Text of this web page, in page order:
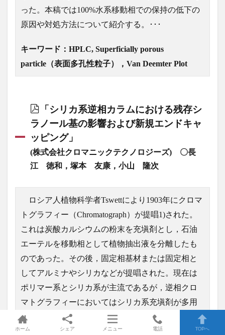
った。本稿では100%水系移動相での保持の低下の
原因や対処方法について紹介する。･･･
キーワード：HPLC, Superficially porous
particle（表面多孔性粒子），Van Deemter Plot
「シリカ系逆相カラムにおける残存シ
ラノール基の影響および新規エンドキャ
ッピング」
(株式会社クロマニックテクノロジーズ) 〇長
江 徳和，塚本 友康，小山 隆次
ロシア人植物科学者Tswettにより1903年にクロマ
トグラフィー（Chromatograph）が提唱1)された。
これは炭酸カルシウムの粉末を充塡剤とし，石油
エーテルを移動相として植物抽出液を分離したも
のであった。その後，固定相基材または固定相と
してアルミナやシリカなどが提唱された。現在は
ポリマー系とシリカ系が主流であるが，逆相クロ
マトグラフィーにおいてはシリカ系充塡剤が多用
されている。また液体クロマトグラフィー。･･･
ホーム シェア メニュー 電話 TOPへ